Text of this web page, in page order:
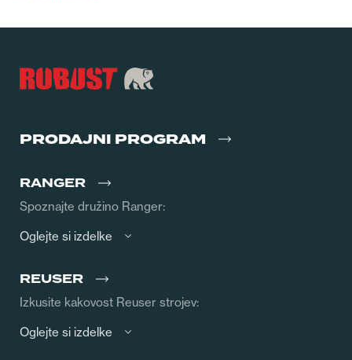
PRODAJNI PROGRAM
RANGER
Spoznajte družino Ranger:
Oglejte si izdelke
REUSER
Izkusite kakovost Reuser strojev:
Oglejte si izdelke